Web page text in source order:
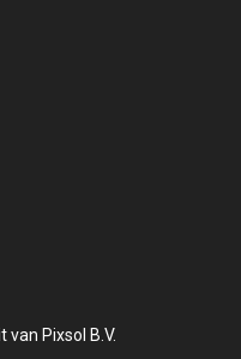
van Pixsol B.V.